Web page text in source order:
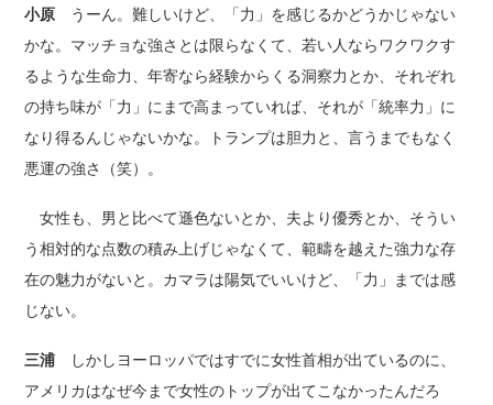
小原 うーん。難しいけど、「力」を感じるかどうかじゃない
かな。マッチョな強さとは限らなくて、若い人ならワクワクす
るような生命力、年寄なら経験からくる洞察力とか、それぞれ
の持ち味が「力」にまで高まっていれば、それが「統率力」に
なり得るんじゃないかな。トランプは胆力と、言うまでもなく
悪運の強さ（笑）。
女性も、男と比べて遜色ないとか、夫より優秀とか、そうい
う相対的な点数の積み上げじゃなくて、範疇を越えた強力な存
在の魅力がないと。カマラは陽気でいいけど、「力」までは感
じない。
三浦
しかしヨーロッパではすでに女性首相が出ているのに、
アメリカはなぜ今まで女性のトップが出てこなかったんだろ